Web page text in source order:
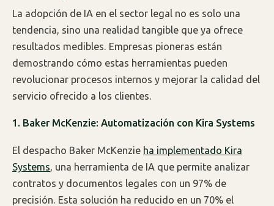
La adopción de IA en el sector legal no es solo una
tendencia, sino una realidad tangible que ya ofrece
resultados medibles. Empresas pioneras están
demostrando cómo estas herramientas pueden
revolucionar procesos internos y mejorar la calidad del
servicio ofrecido a los clientes.
1. Baker McKenzie: Automatización con Kira Systems
El despacho Baker McKenzie ha implementado Kira
Systems, una herramienta de IA que permite analizar
contratos y documentos legales con un 97% de
precisión. Esta solución ha reducido en un 70% el